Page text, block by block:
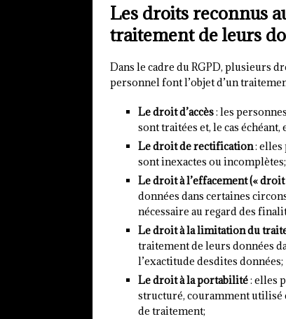
Les droits reconnus
traitement de leurs
Dans le cadre du RGPD, plusieurs
personnel font l’objet d’un
Le droit d’accès: les
sont traitées et, le cas
Le droit de rectification: elles
sont inexactes ou incomplètes;
Le droit à l’effacement (« droit
données dans certaines
nécessaire au regard des
Le droit à la limitation du
traitement de leurs données
l’exactitude desdites données;
Le droit à la portabilité: elles
structuré, couramment utilisé
de traitement;